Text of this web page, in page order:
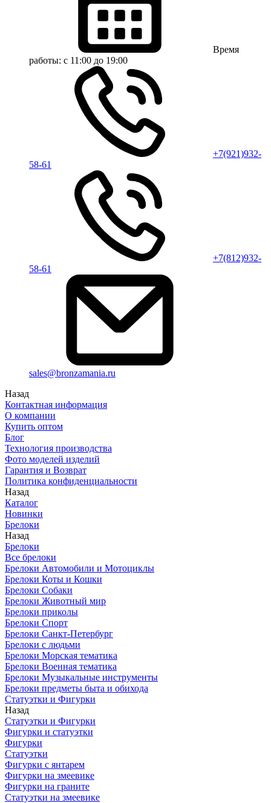
Время
работы: с 11:00 до 19:00
+7(921)932-
58-61
+7(812)932-
58-61
sales@bronzamania.ru
Назад
Контактная информация
О компании
Купить оптом
Блог
Технология производства
Фото моделей изделий
Гарантия и Возврат
Политика конфиденциальности
Назад
Каталог
Новинки
Брелоки
Назад
Брелоки
Все брелоки
Брелоки Автомобили и Мотоциклы
Брелоки Коты и Кошки
Брелоки Собаки
Брелоки Животный мир
Брелоки приколы
Брелоки Спорт
Брелоки Санкт-Петербург
Брелоки с людьми
Брелоки Морская тематика
Брелоки Военная тематика
Брелоки Музыкальные инструменты
Брелоки предметы быта и обихода
Статуэтки и Фигурки
Назад
Статуэтки и Фигурки
Фигурки и статуэтки
Фигурки
Статуэтки
Фигурки с янтарем
Фигурки на змеевике
Фигурки на граните
Статуэтки на змеевике